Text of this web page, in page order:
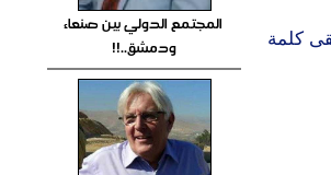
كلمة
المجتمع الدولي بين صنعاء
ودمشق..!!